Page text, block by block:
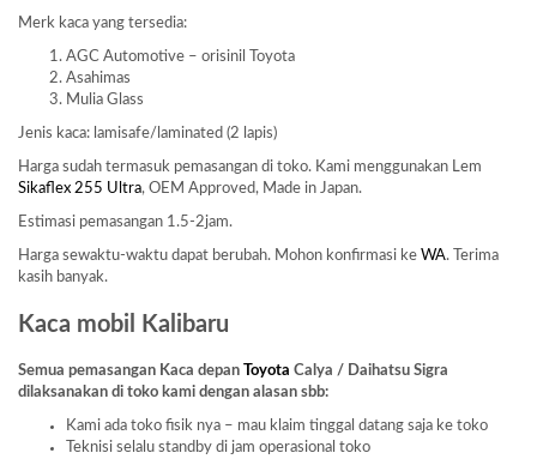
Merk kaca yang tersedia:
AGC Automotive – orisinil Toyota
Asahimas
Mulia Glass
Jenis kaca: lamisafe/laminated (2 lapis)
Harga sudah termasuk pemasangan di toko. Kami menggunakan Lem
Sikaflex 255 Ultra, OEM Approved, Made in Japan.
Estimasi pemasangan 1.5-2jam.
Harga sewaktu-waktu dapat berubah. Mohon konfirmasi ke WA. Terima
kasih banyak.
Kaca mobil Kalibaru
Semua pemasangan Kaca depan Toyota Calya / Daihatsu Sigra
dilaksanakan di toko kami dengan alasan sbb:
Kami ada toko fisik nya – mau klaim tinggal datang saja ke toko
Teknisi selalu standby di jam operasional toko